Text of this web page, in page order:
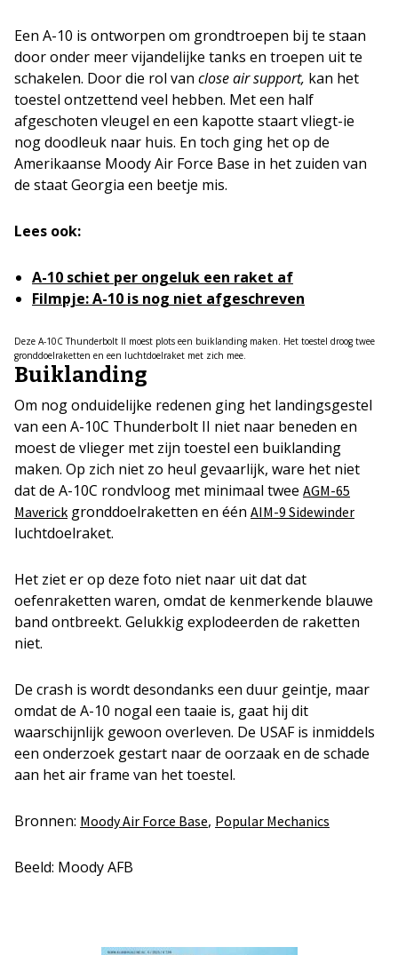
Een A-10 is ontworpen om grondtroepen bij te staan
door onder meer vijandelijke tanks en troepen uit te
schakelen. Door die rol van close air support, kan het
toestel ontzettend veel hebben. Met een half
afgeschoten vleugel en een kapotte staart vliegt-ie
nog doodleuk naar huis. En toch ging het op de
Amerikaanse Moody Air Force Base in het zuiden van
de staat Georgia een beetje mis.
Lees ook:
A-10 schiet per ongeluk een raket af
Filmpje: A-10 is nog niet afgeschreven
Deze A-10C Thunderbolt II moest plots een buiklanding maken. Het toestel droog twee
gronddoelraketten en een luchtdoelraket met zich mee.
Buiklanding
Om nog onduidelijke redenen ging het landingsgestel
van een A-10C Thunderbolt II niet naar beneden en
moest de vlieger met zijn toestel een buiklanding
maken. Op zich niet zo heul gevaarlijk, ware het niet
dat de A-10C rondvloog met minimaal twee AGM-65
Maverick gronddoelraketten en één AIM-9 Sidewinder
luchtdoelraket.
Het ziet er op deze foto niet naar uit dat dat
oefenraketten waren, omdat de kenmerkende blauwe
band ontbreekt. Gelukkig explodeerden de raketten
niet.
De crash is wordt desondanks een duur geintje, maar
omdat de A-10 nogal een taaie is, gaat hij dit
waarschijnlijk gewoon overleven. De USAF is inmiddels
een onderzoek gestart naar de oorzaak en de schade
aan het air frame van het toestel.
Bronnen: Moody Air Force Base, Popular Mechanics
Beeld: Moody AFB